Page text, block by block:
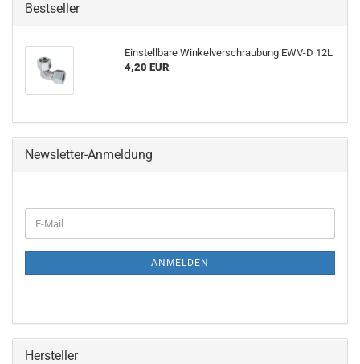
Bestseller
Einstellbare Winkelverschraubung EWV-D 12L
4,20 EUR
Newsletter-Anmeldung
ANMELDEN
Hersteller